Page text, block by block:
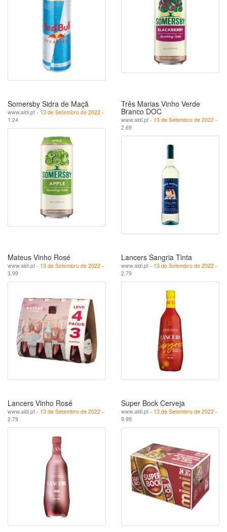
Somersby Sidra de Maçã
www.aldi.pt - 13 de Setembro de 2022 -
1.24
Três Marias Vinho Verde
Branco DOC
www.aldi.pt - 13 de Setembro de 2022 -
2.69
Mateus Vinho Rosé
www.aldi.pt - 13 de Setembro de 2022 -
3.99
Lancers Sangria Tinta
www.aldi.pt - 13 de Setembro de 2022 -
2.79
Lancers Vinho Rosé
www.aldi.pt - 13 de Setembro de 2022 -
2.79
Super Bock Cerveja
www.aldi.pt - 13 de Setembro de 2022 -
9.99